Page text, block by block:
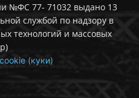
№ФС 77- 71032 выдано 13
службой по надзору в
технологий и массовых
(куки)